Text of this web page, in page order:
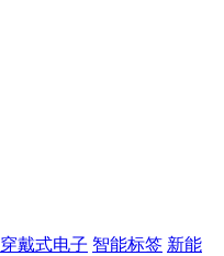
穿戴式电子 智能标签 新能